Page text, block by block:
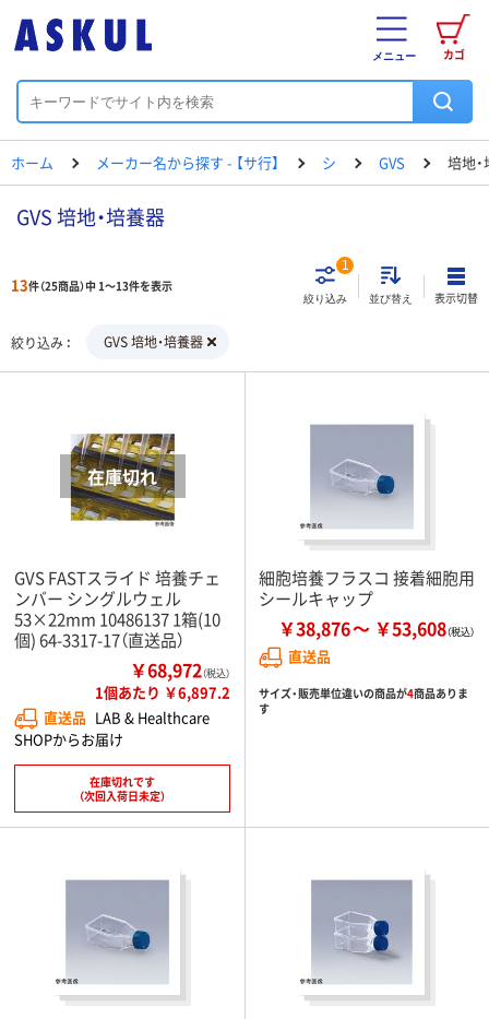
カゴ
メニュー
ホーム メーカー名から探す - 【サ行】 シ GVS 培地
GVS 培地・培養器
13件（25商品）中 1～13件を表示
絞り込み
1
並び替え 表示切替
絞り込み GVS 培地・培養器
GVS FASTスライド 培養チェ
ンバー シングルウェル
53×22mm 10486137 1箱(10
個) 64-3317-17（直送品）
￥68,972（税込）
1個あたり ￥6,897.2
直送品 LAB & Healthcare
SHOPからお届け
在庫切れです
（次回入荷日未定）
細胞培養フラスコ 接着細胞用
シールキャップ
￥38,876 ￥53,608
直送品
サイズ・販売単位違いの商品が4商品ありま
す